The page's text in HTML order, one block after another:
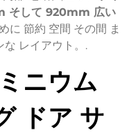
そして 920mm 広い
に 節約 空間 その間 ま
な レイアウト。.
ニウム
ドア サ